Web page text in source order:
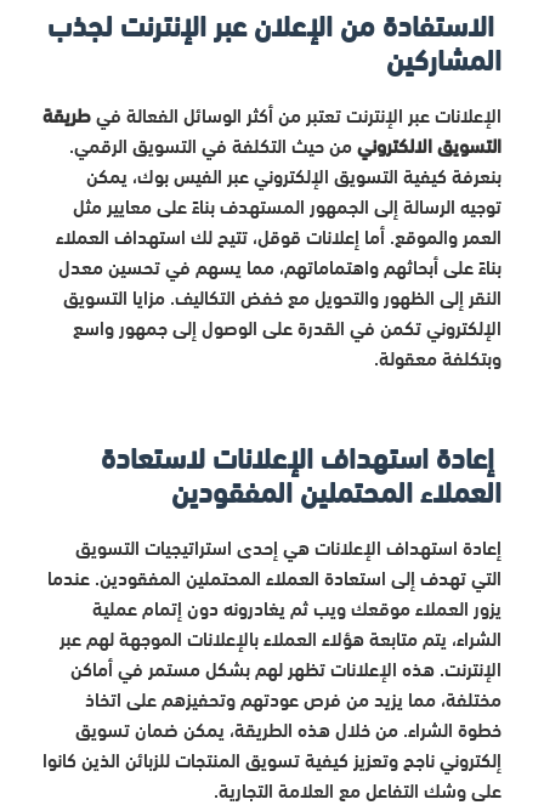
الاستفادة من الإعلان عبر الإنترنت لجذب
المشاركين
الإعلانات عبر الإنترنت تعتبر من أكثر الوسائل الفعالة فيطريقة
التسويق الالكترونيمن حيث التكلفة في التسويق الرقمي.
بنعرفة كيفية التسويق الإلكتروني عبر الفيس بوك، يمكن
توجيه الرسالة إلى الجمهور المستهدف بناءً على معايير مثل
العمر والموقع. أما إعلانات قوقل، تتيح لك استهداف العملاء
بناءً على أبحاثهم واهتماماتهم، مما يسهم في تحسين معدل
النقر إلى الظهور والتحويل مع خفض التكاليف. مزايا التسويق
الإلكتروني تكمن في القدرة على الوصول إلى جمهور واسع
وبتكلفة معقولة.
إعادة استهداف الإعلانات لاستعادة
العملاء المحتملين المفقودين
إعادة استهداف الإعلانات هي إحدى استراتيجيات التسويق
التي تهدف إلى استعادة العملاء المحتملين المفقودين. عندما
يزور العملاء موقعك ويب ثم يغادرونه دون إتمام عملية
الشراء، يتم متابعة هؤلاء العملاء بالإعلانات الموجهة لهم عبر
الإنترنت. هذه الإعلانات تظهر لهم بشكل مستمر في أماكن
مختلفة، مما يزيد من فرص عودتهم وتحفيزهم على اتخاذ
خطوة الشراء. من خلال هذه الطريقة، يمكن ضمان تسويق
إلكتروني ناجح وتعزيز كيفية تسويق المنتجات للزبائن الذين كانوا
على وشك التفاعل مع العلامة التجارية.